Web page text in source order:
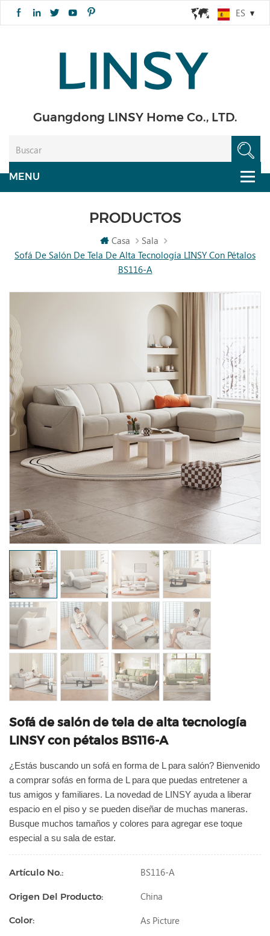
ES
Guangdong LINSY Home Co., LTD.
PRODUCTOS
Casa
Sala
Sofá De Salón De Tela De Alta Tecnología LINSY Con Pétalos
BS116-A
Sofá de salón de tela de alta tecnología
LINSY con pétalos BS116-A
¿Estás buscando un sofá en forma de L para salón? Bienvenido
a comprar sofás en forma de L para que puedas entretener a
tus amigos y familiares. La novedad de LINSY ayuda a liberar
espacio en el piso y se pueden diseñar de muchas maneras.
Busque muchos tamaños y colores para agregar ese toque
especial a su sala de estar.
Artículo No.: BS116-A
Origen Del Producto: China
Color: As Picture